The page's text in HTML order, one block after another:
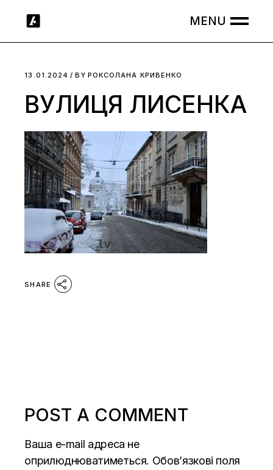
13.01.2024 BY РОКСОЛАНА КРИВЕНКО
ВУЛИЦЯ ЛИСЕНКА
SHARE
POST A COMMENT
Ваша e-mail адреса не
оприлюднюватиметься. Обов’язкові поля